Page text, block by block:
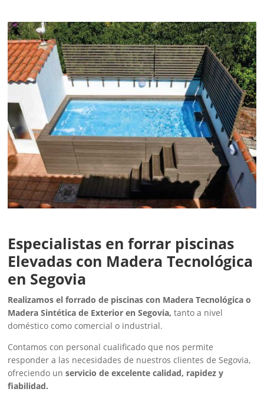
Especialistas en forrar piscinas
Elevadas con Madera Tecnológica
en Segovia
Realizamos el forrado de piscinas con Madera Tecnológica o
Madera Sintética de Exterior en Segovia, tanto a nivel
doméstico como comercial o industrial.
Contamos con personal cualificado que nos permite
responder a las necesidades de nuestros clientes de Segovia,
ofreciendo unservicio de excelente calidad, rapidez y
fiabilidad.